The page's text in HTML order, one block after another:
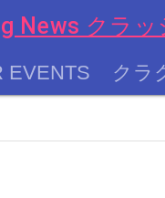
News クラ
EVENTS クラ